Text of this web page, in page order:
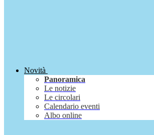
Novità
Panoramica
Le notizie
Le circolari
Calendario eventi
Albo online